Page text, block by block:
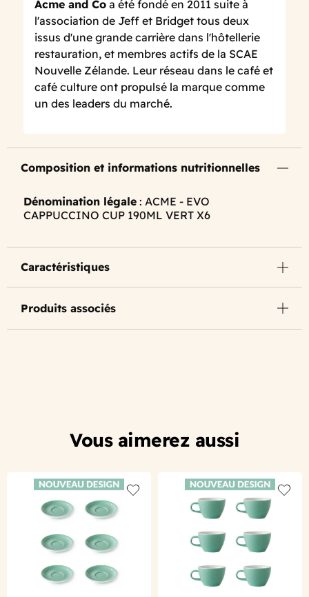
Acme and Co a été fondé en 2011 suite à
l'association de Jeff et Bridget tous deux
issus d'une grande carrière dans l'hôtellerie
restauration, et membres actifs de la SCAE
Nouvelle Zélande. Leur réseau dans le café et
café culture ont propulsé la marque comme
un des leaders du marché.
Composition et informations nutritionnelles
Dénomination légale : ACME - EVO
CAPPUCCINO CUP 190ML VERT X6
Caractéristiques
Produits associés
Vous aimerez aussi
Add to wishlist